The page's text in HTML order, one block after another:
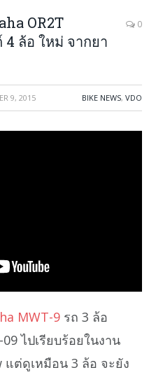
OR2T
4 ล้อ ใหม่ จากยา
0
9, 2015 BIKE NEWS, VDO
MWT-9 รถ 3 ล้อ
ไปเรียบร้อยในงาน
แต่ดูเหมือน 3 ล้อ จะยัง